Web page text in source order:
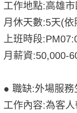
工作地點:高雄
月休天數:5天(
上班時段
月薪資:50,000-
● 職缺:外場服務
工作內容:為客